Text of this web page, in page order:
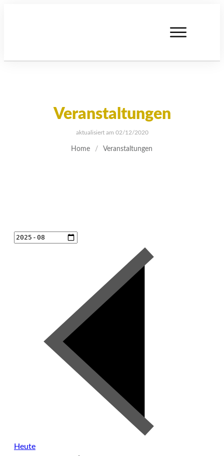
Veranstaltungen
aktualisiert am 02/12/2020
Home / Veranstaltungen
Heute